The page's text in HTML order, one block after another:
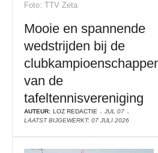
Foto: TTV Zeta
Mooie en spannende
wedstrijden bij de
van de
tafeltennisvereniging
AUTEUR: LOZ REDACTIE
JUL 07
LAATST BIJGEWERKT: 07 JULI 2026